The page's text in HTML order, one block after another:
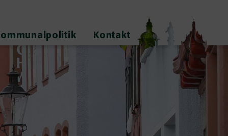
Kontakt